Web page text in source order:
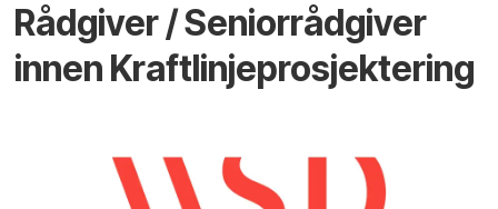
Rådgiver / Seniorrådgiver
innen Kraftlinjeprosjektering